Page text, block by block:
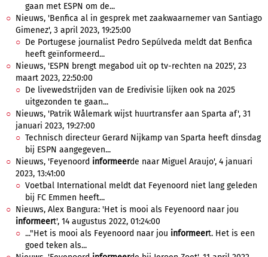
gaan met ESPN om de...
Nieuws, 'Benfica al in gesprek met zaakwaarnemer van Santiago
Gimenez', 3 april 2023, 19:25:00
De Portugese journalist Pedro Sepúlveda meldt dat Benfica
heeft geïnformeerd...
Nieuws, 'ESPN brengt megabod uit op tv-rechten na 2025', 23
maart 2023, 22:50:00
De livewedstrijden van de Eredivisie lijken ook na 2025
uitgezonden te gaan...
Nieuws, 'Patrik Wålemark wijst huurtransfer aan Sparta af', 31
januari 2023, 19:27:00
Technisch directeur Gerard Nijkamp van Sparta heeft dinsdag
bij ESPN aangegeven...
Nieuws, 'Feyenoord informeerde naar Miguel Araujo', 4 januari
2023, 13:41:00
Voetbal International meldt dat Feyenoord niet lang geleden
bij FC Emmen heeft...
Nieuws, Alex Bangura: 'Het is mooi als Feyenoord naar jou
informeert', 14 augustus 2022, 01:24:00
..."Het is mooi als Feyenoord naar jou informeert. Het is een
goed teken als...